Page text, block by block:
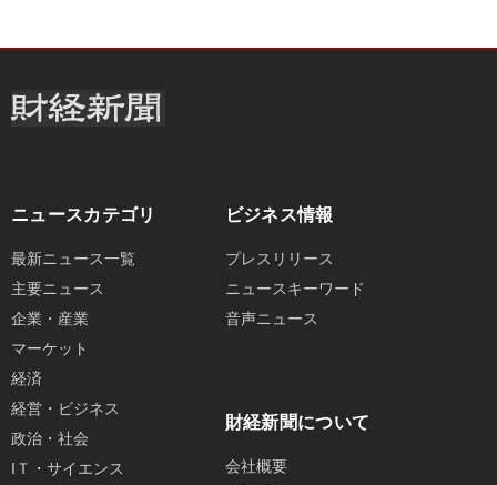
ニュースカテゴリ
最新ニュース一覧
主要ニュース
企業・産業
マーケット
経済
経営・ビジネス
政治・社会
IＴ・サイエンス
ビジネス情報
プレスリリース
ニュースキーワード
音声ニュース
財経新聞について
会社概要